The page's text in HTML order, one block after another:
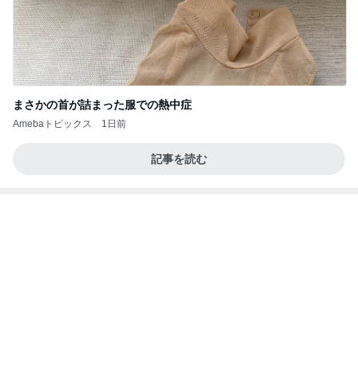
まさかの首が詰まった服での熱中症
Amebaトピックス 1日前
記事を読む